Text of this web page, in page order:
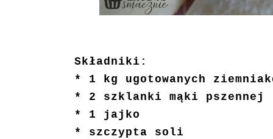
Składniki:
* 1 kg ugotowanych
* 2 szklanki mąki pszennej
* 1 jajko
* szczypta soli